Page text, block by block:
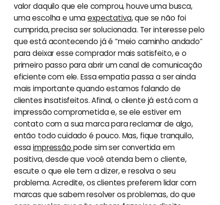
valor daquilo que ele comprou, houve uma busca,
uma escolha e umaexpectativa, que se não foi
cumprida, precisa ser solucionada. Ter interesse pelo
que está acontecendo já é “meio caminho andado”
para deixar esse comprador mais satisfeito, e o
primeiro passo para abrir um canal de comunicação
eficiente com ele. Essa empatia passa a ser ainda
mais importante quando estamos falando de
clientes insatisfeitos. Afinal, o cliente já está com a
impressão comprometida e, se ele estiver em
contato com a sua marca para reclamar de algo,
então todo cuidado é pouco. Mas, fique tranquilo,
essaimpressão pode sim ser convertida em
positiva, desde que você atenda bem o cliente,
escute o que ele tem a dizer, e resolva o seu
problema. Acredite, os clientes preferem lidar com
marcas que sabem resolver os problemas, do que